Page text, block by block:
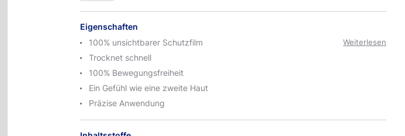
Eigenschaften
100% unsichtbarer Schutzfilm
Trocknet schnell
100% Bewegungsfreiheit
Ein Gefühl wie eine zweite Haut
Präzise Anwendung
Weiterlesen